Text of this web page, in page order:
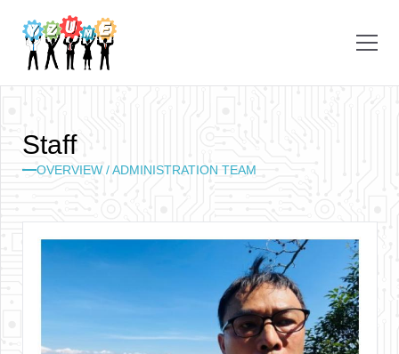
OVERVIEW / ADMINISTRATION TEAM
Staff